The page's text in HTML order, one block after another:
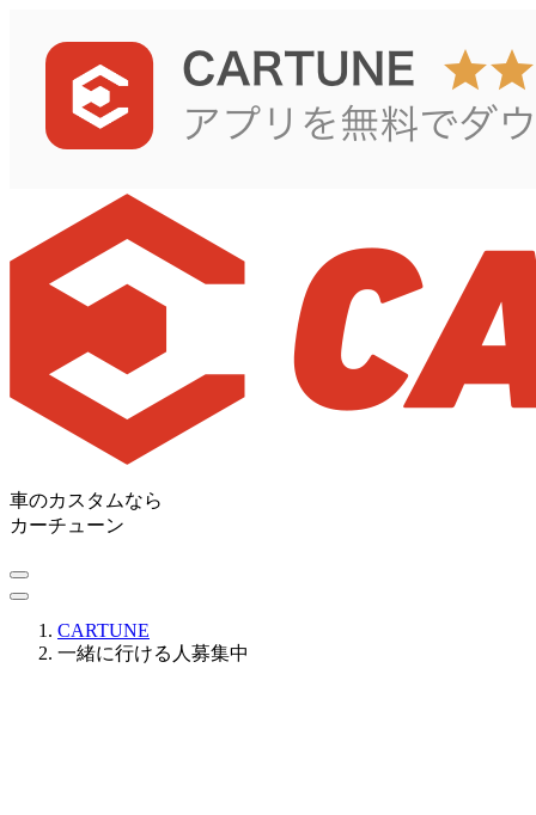
車のカスタムなら
カーチューン
CARTUNE
一緒に行ける人募集中